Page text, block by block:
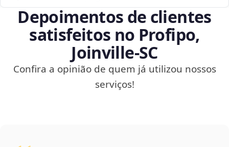
Depoimentos de clientes
satisfeitos no Profipo,
Joinville‑SC
Confira a opinião de quem já utilizou nossos
serviços!